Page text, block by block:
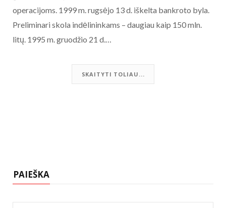
operacijoms. 1999 m. rugsėjo 13 d. iškelta bankroto byla.
Preliminari skola indėlininkams – daugiau kaip 150 mln.
litų. 1995 m. gruodžio 21 d.…
SKAITYTI TOLIAU...
PAIEŠKA